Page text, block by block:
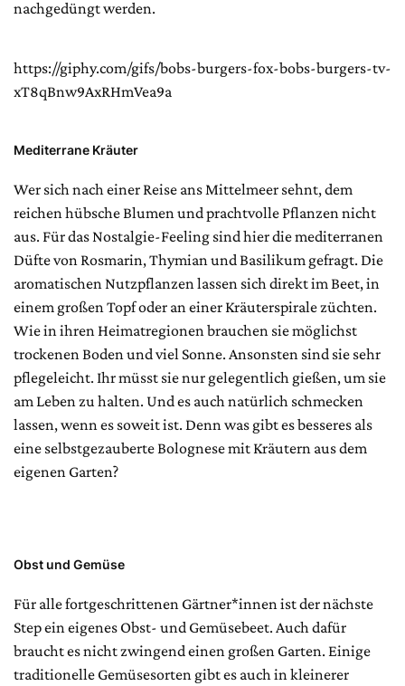
nachgedüngt werden.
https://giphy.com/gifs/bobs-burgers-fox-bobs-burgers-tv-
xT8qBnw9AxRHmVea9a
Mediterrane Kräuter
Wer sich nach einer Reise ans Mittelmeer sehnt, dem
reichen hübsche Blumen und prachtvolle Pflanzen nicht
aus. Für das Nostalgie-Feeling sind hier die mediterranen
Düfte von Rosmarin, Thymian und Basilikum gefragt. Die
aromatischen Nutzpflanzen lassen sich direkt im Beet, in
einem großen Topf oder an einer Kräuterspirale züchten.
Wie in ihren Heimatregionen brauchen sie möglichst
trockenen Boden und viel Sonne. Ansonsten sind sie sehr
pflegeleicht. Ihr müsst sie nur gelegentlich gießen, um sie
am Leben zu halten. Und es auch natürlich schmecken
lassen, wenn es soweit ist. Denn was gibt es besseres als
eine selbstgezauberte Bolognese mit Kräutern aus dem
eigenen Garten?
Obst und Gemüse
Für alle fortgeschrittenen Gärtner*innen ist der nächste
Step ein eigenes Obst- und Gemüsebeet. Auch dafür
braucht es nicht zwingend einen großen Garten. Einige
traditionelle Gemüsesorten gibt es auch in kleinerer